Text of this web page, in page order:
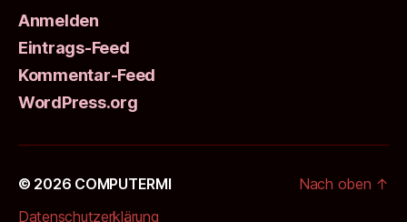
Anmelden
Eintrags-Feed
Kommentar-Feed
WordPress.org
© 2026 COMPUTERMI
Datenschutzerklärung
Nach oben ↑